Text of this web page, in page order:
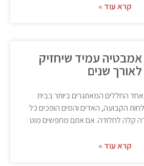
קרא עוד »
אמבטיה עמיד שיחזיק
לאורך שנים
החללים המאתגרים ביותר בבית
הקבועה, האדים והמים הופכים כל
קלה לחלודה. אם אתם מחפשים מוט
קרא עוד »